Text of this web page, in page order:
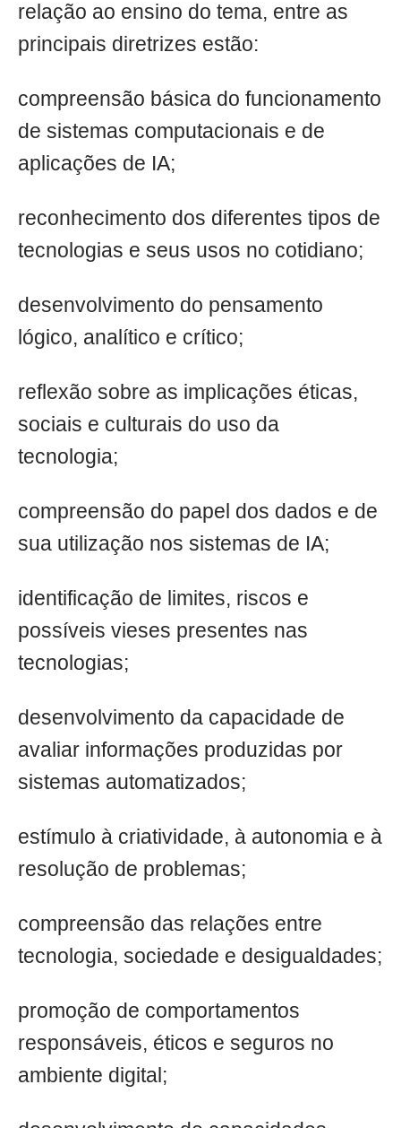
relação ao ensino do tema, entre as
principais diretrizes estão:
compreensão básica do funcionamento
de sistemas computacionais e de
aplicações de IA;
reconhecimento dos diferentes tipos de
tecnologias e seus usos no cotidiano;
desenvolvimento do pensamento
lógico, analítico e crítico;
reflexão sobre as implicações éticas,
sociais e culturais do uso da
tecnologia;
compreensão do papel dos dados e de
sua utilização nos sistemas de IA;
identificação de limites, riscos e
possíveis vieses presentes nas
tecnologias;
desenvolvimento da capacidade de
avaliar informações produzidas por
sistemas automatizados;
estímulo à criatividade, à autonomia e à
resolução de problemas;
compreensão das relações entre
tecnologia, sociedade e desigualdades;
promoção de comportamentos
responsáveis, éticos e seguros no
ambiente digital;